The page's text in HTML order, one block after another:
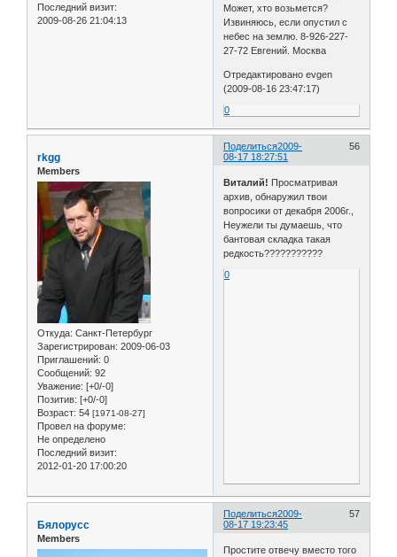
Последний визит:
2009-08-26 21:04:13
Может, хто возьмется?
Извиняюсь, если опустил с
небес на землю. 8-926-227-
27-72 Евгений. Москва
Отредактировано evgen
(2009-08-16 23:47:17)
0
Поделиться 56
2009-
08-17 18:27:51
rkgg
Members
Откуда: Санкт-Петербург
Зарегистрирован: 2009-06-03
Приглашений: 0
Сообщений: 92
Уважение: [+0/-0]
Позитив: [+0/-0]
Возраст: 54 [1971-08-27]
Провел на форуме:
Не определено
Последний визит:
2012-01-20 17:00:20
Виталий! Просматривая
архив, обнаружил твои
вопросики от декабря 2006г.,
Неужели ты думаешь, что
бантовая складка такая
редкость???????????
0
Поделиться 57
2009-
08-17 19:23:45
Бялорусс
Members
Простите отвечу вместо того